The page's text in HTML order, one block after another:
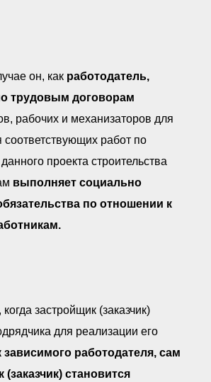
он, как работодатель,
трудовым договорам
рабочих и механизаторов для
работ по
проекта строительства
выполняет социально
по отношении к
.
застройщик (заказчик)
для реализации его
зависимого работодателя, сам
(заказчик) становится